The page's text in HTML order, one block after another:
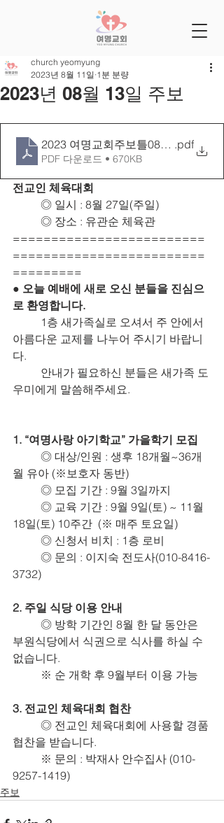
2023년 08월 13일 주보
church yeomyung
2023년 8월 11일 1분 분량
2023 여명교회주보틀0813[26-33]
.pdf
PDF 다운로드 • 670KB
전교인 체육대회
	◎ 일시 : 8월 27일(주일)
	◎ 장소 : 유관순 체육관
=========================
=========================
=========
● 오늘 예배에 새로 오신 분들을 진심으
로 환영합니다.
아름다운 교제를 나누어 주시기 바랍니
다.
우미에게 말씀해주세요.
1. “여명사랑 아기학교” 가을학기 모집
월 유아 (※보호자 동반)
	◎ 모집 기간 : 9월 3일까지
18일(토) 10주간  (※ 매주 토요일)
	◎ 신청서 비치 : 1층 로비
3732)
2. 주일 식당 이용 안내
부원식당에서 식권으로 식사를 하실 수
없습니다.
	※ 순 개학 후 9월부터 이용 가능
3. 전교인 체육대회 협찬
협찬을 받습니다.
9257-1419)
주보